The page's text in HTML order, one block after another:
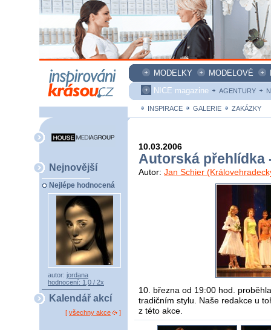
MODELKY MODELOVÉ
NICE magazine
AGENTURY
INSPIRACE GALERIE ZAKÁZKY
Nejnovější
Nejlépe hodnocená
autor: jordana
hodnocení: 1,0 / 2x
Kalendář akcí
[ všechny akce ]
10.03.2006
Autorská přehlídka
Autor: Jan Schier
10. března od 19:00 hod.
tradičním stylu. Naše redakce u
z této akce.